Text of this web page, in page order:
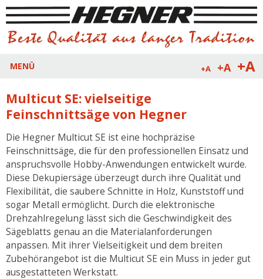
+A +A +A
MENÜ
Multicut SE: vielseitige
Feinschnittsäge von Hegner
Die Hegner Multicut SE ist eine hochpräzise
Feinschnittsäge, die für den professionellen Einsatz und
anspruchsvolle Hobby-Anwendungen entwickelt wurde.
Diese Dekupiersäge überzeugt durch ihre Qualität und
Flexibilität, die saubere Schnitte in Holz, Kunststoff und
sogar Metall ermöglicht. Durch die elektronische
Drehzahlregelung lässt sich die Geschwindigkeit des
Sägeblatts genau an die Materialanforderungen
anpassen. Mit ihrer Vielseitigkeit und dem breiten
Zubehörangebot ist die Multicut SE ein Muss in jeder gut
ausgestatteten Werkstatt.